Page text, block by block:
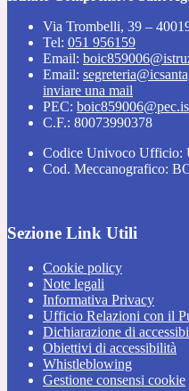
Via Trombelli, 39 –
Tel: 051 956159
Email:
Email:
inviare una mail
PEC:
C.F.: 80073990378
Codice Univoco Ufficio:
Cod. Meccanografico:
Sezione Link Utili
Cookie policy
Note legali
Informativa Privacy
Ufficio Relazioni con il
Dichiarazione di
Obiettivi di accessibilità
Whistleblowing
Gestione consensi cookie